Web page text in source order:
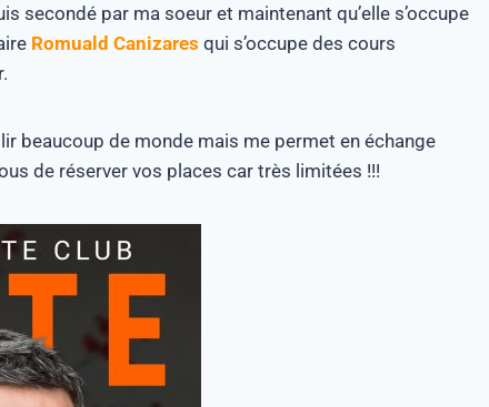
secondé par ma soeur et maintenant qu’elle s’occupe
Romuald Canizares qui s’occupe des cours
beaucoup de monde mais me permet en échange
de réserver vos places car très limitées !!!